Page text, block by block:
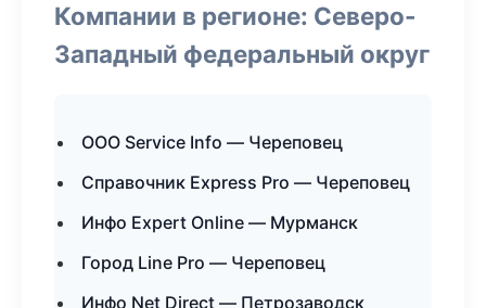
Компании в регионе: Северо-
Западный федеральный округ
ООО Service Info — Череповец
Справочник Express Pro — Череповец
Инфо Expert Online — Мурманск
Город Line Pro — Череповец
Инфо Net Direct — Петрозаводск